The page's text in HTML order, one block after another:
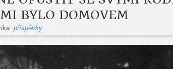
BYLO DOMOVEM
příspěvky